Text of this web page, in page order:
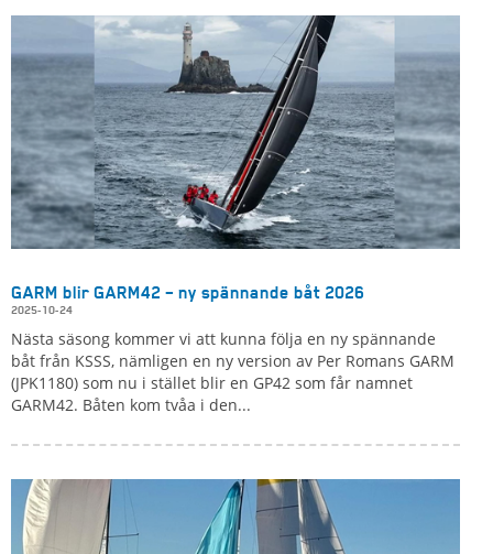
GARM blir GARM42 – ny spännande båt 2026
2025-10-24
Nästa säsong kommer vi att kunna följa en ny spännande
båt från KSSS, nämligen en ny version av Per Romans GARM
(JPK1180) som nu i stället blir en GP42 som får namnet
GARM42. Båten kom tvåa i den...